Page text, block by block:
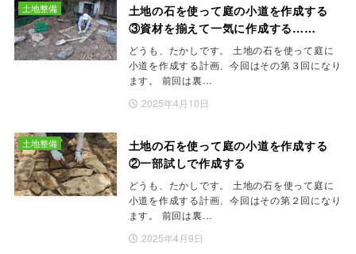
土地の石を使って庭の小道を作成する
③資材を揃えて一気に作成する……
どうも、たかしです。 土地の石を使って庭に
小道を作成する計画、今回はその第３回になり
ます。 前回は裏…
2025年4月10日
土地整備
土地の石を使って庭の小道を作成する
②一部試しで作成する
どうも、たかしです。 土地の石を使って庭に
小道を作成する計画、今回はその第２回になり
ます。 前回は裏…
2025年4月9日
土地整備